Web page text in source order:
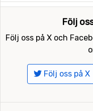
Följ
Följ oss på X och
Följ oss på X